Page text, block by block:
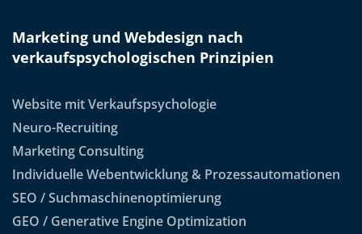
Marketing und Webdesign nach
verkaufspsychologischen Prinzipien
Website mit Verkaufspsychologie
Neuro-Recruiting
Marketing Consulting
Individuelle Webentwicklung & Prozessautomationen
SEO / Suchmaschinenoptimierung
GEO / Generative Engine Optimization